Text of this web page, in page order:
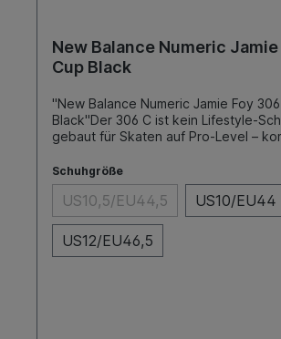
New Balance Numeric Jamie
Cup Black
"New Balance Numeric Jamie Foy
Black"Der 306 C ist kein Lifestyle-
gebaut für Skaten auf Pro-Level –
der Impact schluckt, lange hält und
ersten Tag an eingetragen anfühlt.
liefert der 306 C. Die flache,
Konstruktion sorgt für direkten
Board.Du spürst jede Kante, jeden
Landepunkt. Keine schwammige
Schuhgröße
US10,5/EU44,5 US10/EU44
US12/EU46,5